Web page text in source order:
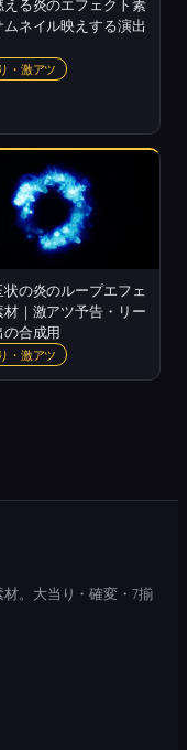
える炎のエフェクト素
ネイル映えする演出
・激アツ
の炎のループエフェ
材｜激アツ予告・リー
合成用
・激アツ
。大当り・確変・7揃